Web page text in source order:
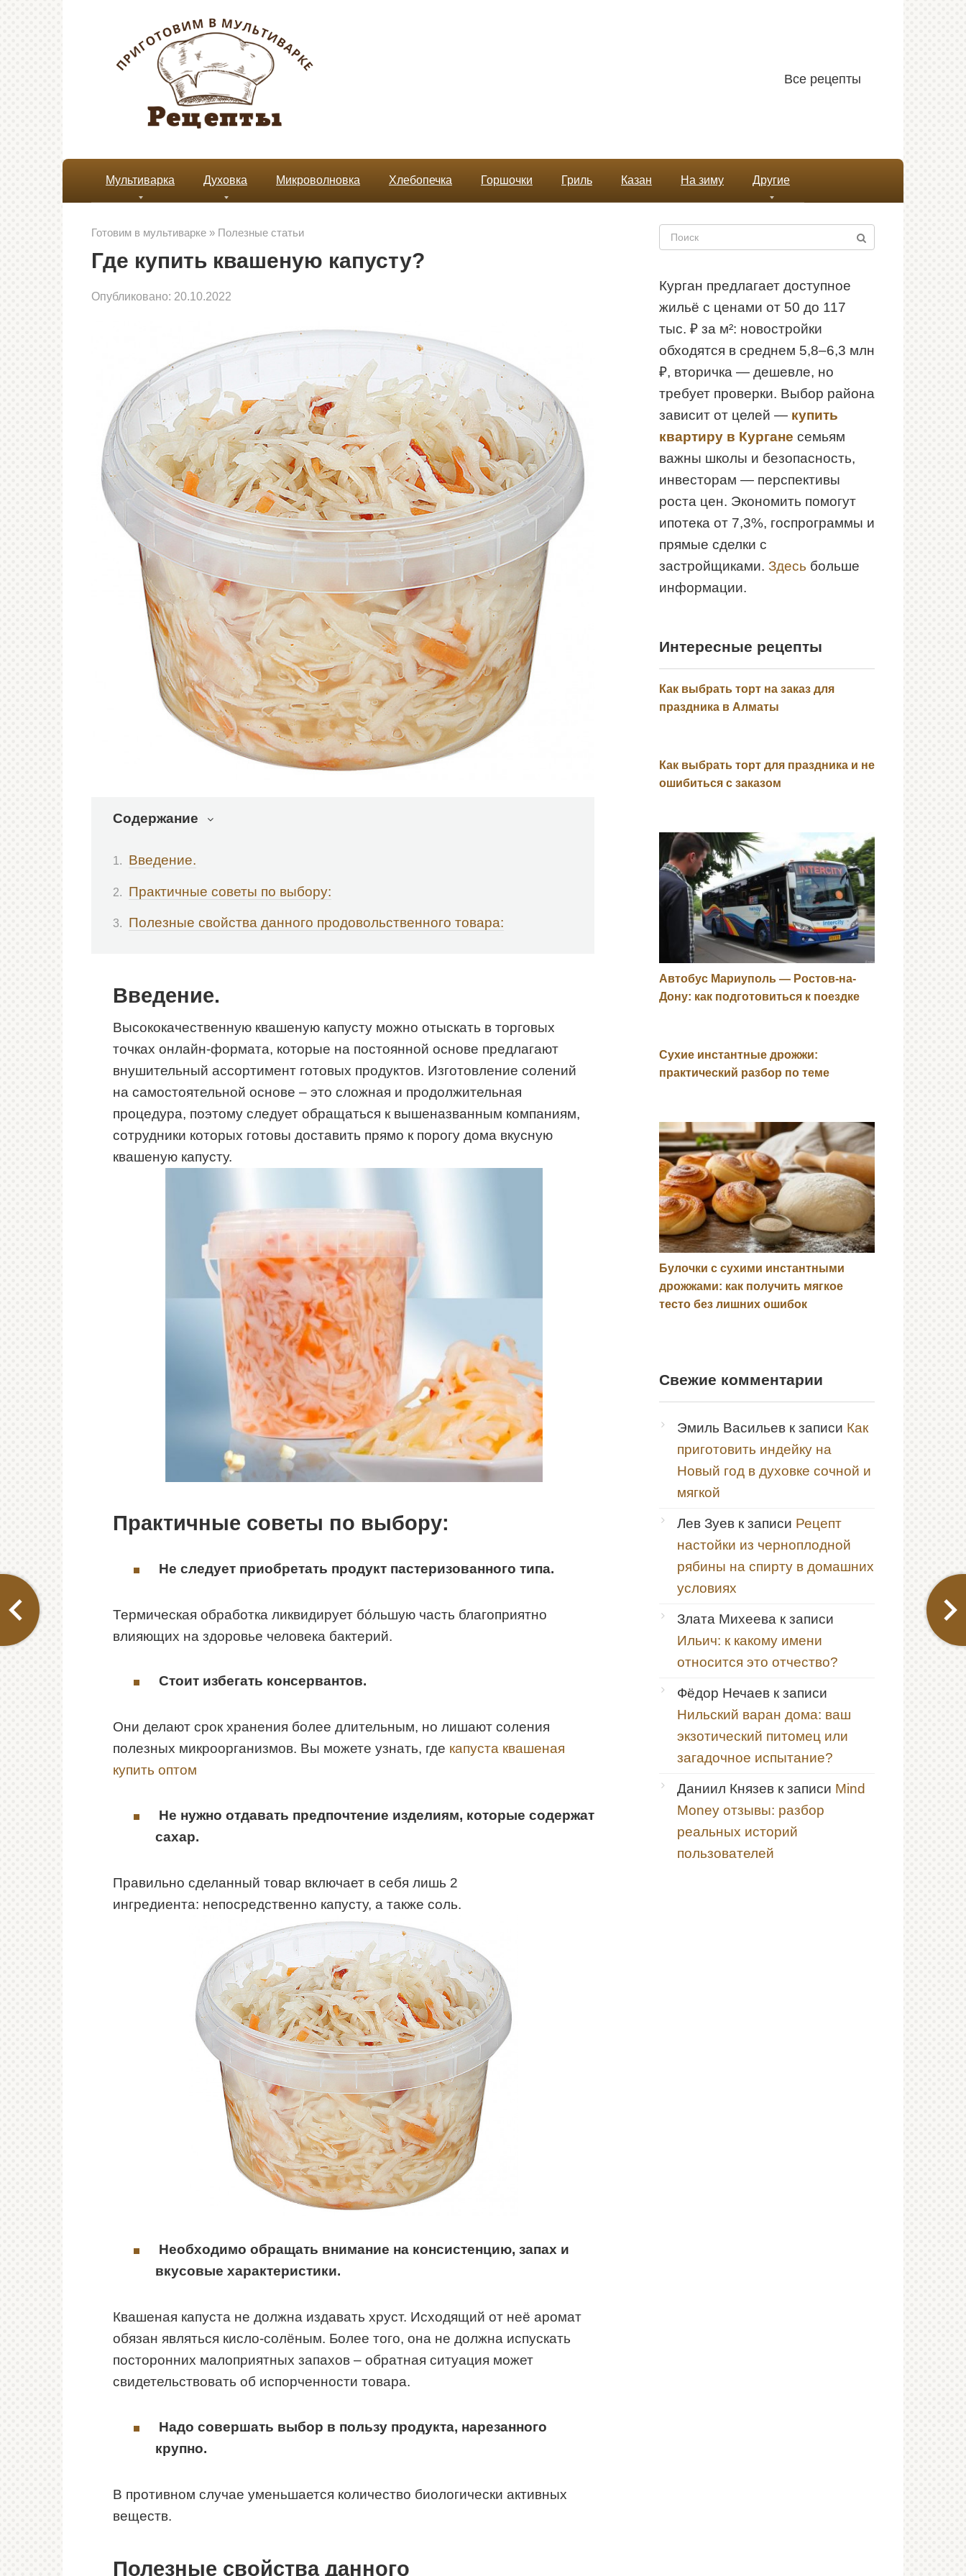
Все рецепты
Мультиварка Духовка Микроволновка Хлебопечка Горшочки Гриль Казан На зиму Другие
Готовим в мультиварке » Полезные статьи
Где купить квашеную капусту?
Опубликовано: 20.10.2022
Содержание
Введение.
Практичные советы по выбору:
Полезные свойства данного продовольственного товара:
Введение.
Высококачественную квашеную капусту можно отыскать в торговых
точках онлайн-формата, которые на постоянной основе предлагают
внушительный ассортимент готовых продуктов. Изготовление солений
на самостоятельной основе – это сложная и продолжительная
процедура, поэтому следует обращаться к вышеназванным компаниям,
сотрудники которых готовы доставить прямо к порогу дома вкусную
квашеную капусту.
Практичные советы по выбору:
Не следует приобретать продукт пастеризованного типа.
Термическая обработка ликвидирует бо́льшую часть благоприятно
влияющих на здоровье человека бактерий.
Стоит избегать консервантов.
Они делают срок хранения более длительным, но лишают соления
полезных микроорганизмов. Вы можете узнать, где капуста квашеная
купить оптом
Не нужно отдавать предпочтение изделиям, которые содержат
сахар.
Правильно сделанный товар включает в себя лишь 2
ингредиента: непосредственно капусту, а также соль.
Необходимо обращать внимание на консистенцию, запах и
вкусовые характеристики.
Квашеная капуста не должна издавать хруст. Исходящий от неё аромат
обязан являться кисло-солёным. Более того, она не должна испускать
посторонних малоприятных запахов – обратная ситуация может
свидетельствовать об испорченности товара.
Надо совершать выбор в пользу продукта, нарезанного
крупно.
В противном случае уменьшается количество биологически активных
веществ.
Полезные свойства данного
Поиск:
Курган предлагает доступное
жильё с ценами от 50 до 117
тыс. ₽ за м²: новостройки
обходятся в среднем 5,8–6,3 млн
₽, вторичка — дешевле, но
требует проверки. Выбор района
зависит от целей — купить
квартиру в Кургане семьям
важны школы и безопасность,
инвесторам — перспективы
роста цен. Экономить помогут
ипотека от 7,3%, госпрограммы и
прямые сделки с
застройщиками. Здесь больше
информации.
Интересные рецепты
Как выбрать торт на заказ для
праздника в Алматы
Как выбрать торт для праздника и не
ошибиться с заказом
Автобус Мариуполь — Ростов-на-
Дону: как подготовиться к поездке
Сухие инстантные дрожжи:
практический разбор по теме
Булочки с сухими инстантными
дрожжами: как получить мягкое
тесто без лишних ошибок
Свежие комментарии
Эмиль Васильев к записи Как
приготовить индейку на
Новый год в духовке сочной и
мягкой
Лев Зуев к записи Рецепт
настойки из черноплодной
рябины на спирту в домашних
условиях
Злата Михеева к записи
Ильич: к какому имени
относится это отчество?
Фёдор Нечаев к записи
Нильский варан дома: ваш
экзотический питомец или
загадочное испытание?
Даниил Князев к записи Mind
Money отзывы: разбор
реальных историй
пользователей